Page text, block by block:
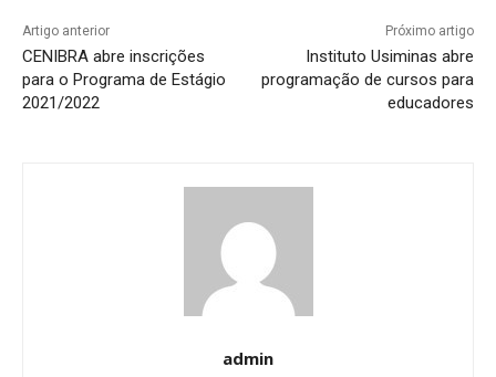
Artigo anterior
CENIBRA abre inscrições
para o Programa de Estágio
2021/2022
Próximo artigo
Instituto Usiminas abre
programação de cursos para
educadores
admin